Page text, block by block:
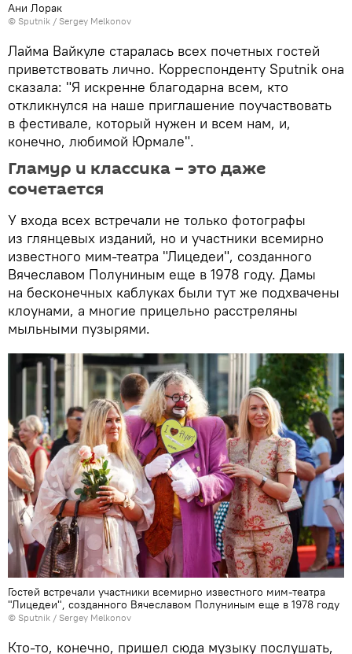
Ани Лорак
© Sputnik / Sergey Melkonov
Лайма Вайкуле старалась всех почетных гостей
приветствовать лично. Корреспонденту Sputnik она
сказала: "Я искренне благодарна всем, кто
откликнулся на наше приглашение поучаствовать
в фестивале, который нужен и всем нам, и,
конечно, любимой Юрмале".
Гламур и классика – это даже
сочетается
У входа всех встречали не только фотографы
из глянцевых изданий, но и участники всемирно
известного мим-театра "Лицедеи", созданного
Вячеславом Полуниным еще в 1978 году. Дамы
на бесконечных каблуках были тут же подхвачены
клоунами, а многие прицельно расстреляны
мыльными пузырями.
Гостей встречали участники всемирно известного мим-театра
"Лицедеи", созданного Вячеславом Полуниным еще в 1978 году
© Sputnik / Sergey Melkonov
Кто-то, конечно, пришел сюда музыку послушать,